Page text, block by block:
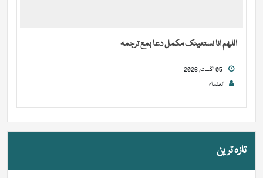
اللھم انا نستعینک مکمل دعا بمع ترجمہ
العلماء
تازہ ترین